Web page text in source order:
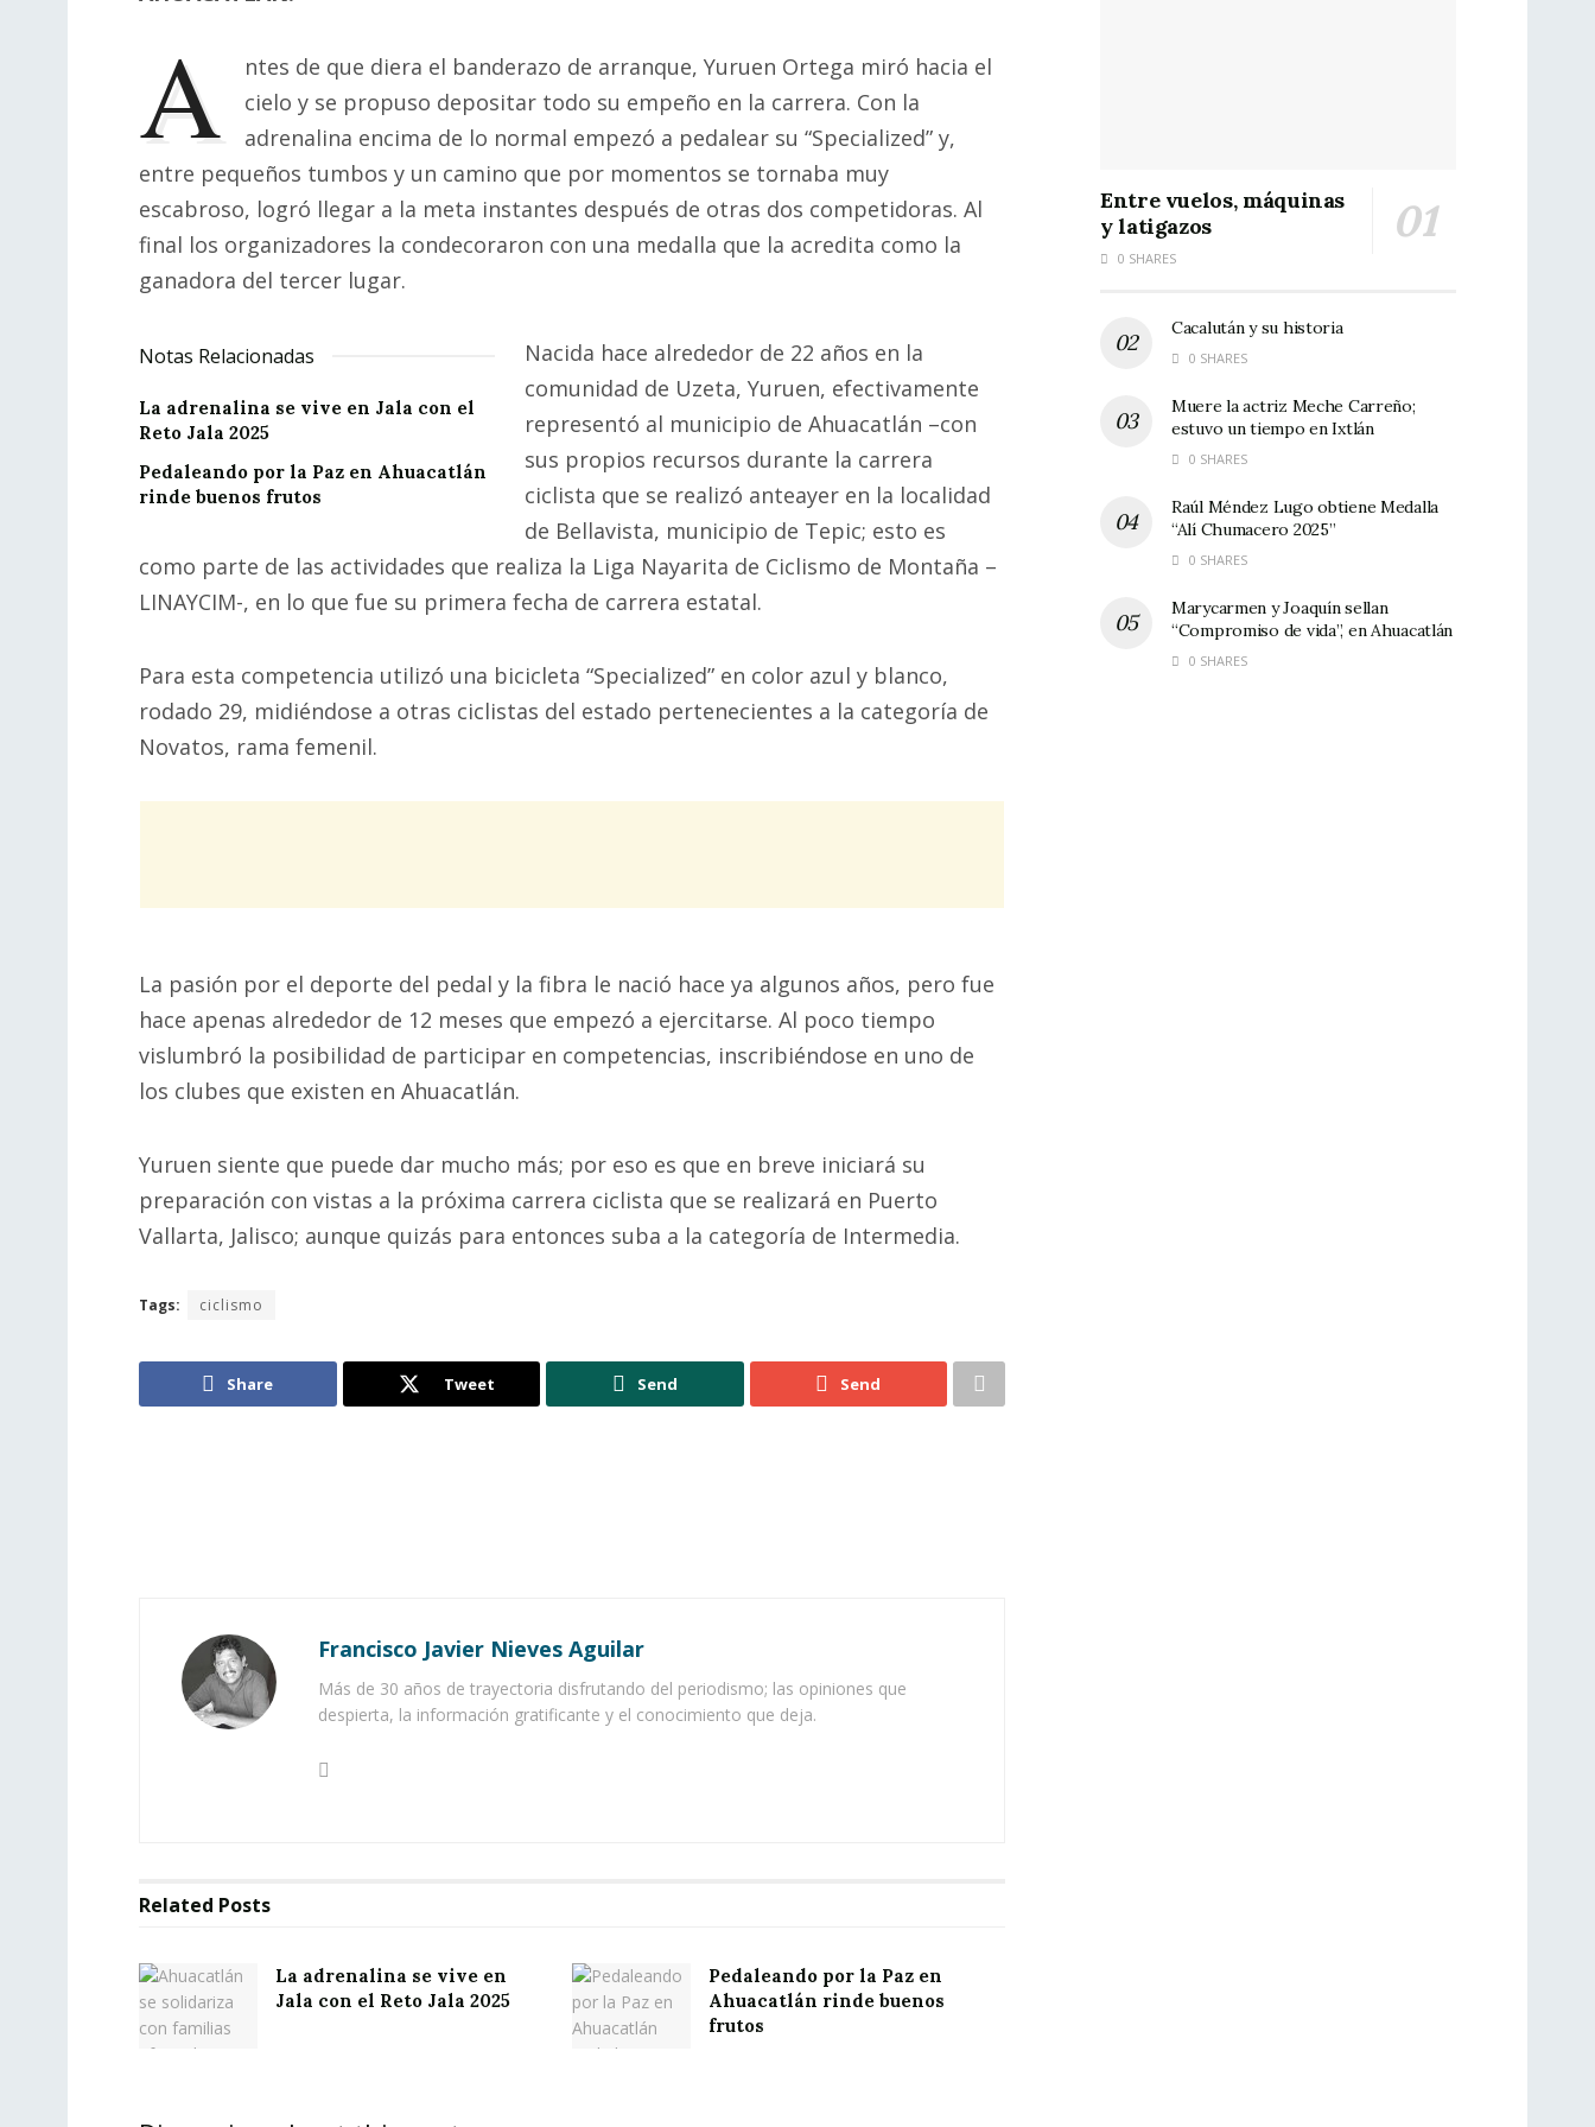
A
ntes de que diera el banderazo de arranque, Yuruen Ortega miró hacia el
cielo y se propuso depositar todo su empeño en la carrera. Con la
adrenalina encima de lo normal empezó a pedalear su “Specialized” y,
entre pequeños tumbos y un camino que por momentos se tornaba muy
escabroso, logró llegar a la meta instantes después de otras dos competidoras. Al
final los organizadores la condecoraron con una medalla que la acredita como la
ganadora del tercer lugar.
Notas Relacionadas
La adrenalina se vive en Jala con el
Reto Jala 2025
Pedaleando por la Paz en Ahuacatlán
rinde buenos frutos
Nacida hace alrededor de 22 años en la
comunidad de Uzeta, Yuruen, efectivamente
representó al municipio de Ahuacatlán –con
sus propios recursos durante la carrera
ciclista que se realizó anteayer en la localidad
de Bellavista, municipio de Tepic; esto es
como parte de las actividades que realiza la Liga Nayarita de Ciclismo de Montaña –
LINAYCIM-, en lo que fue su primera fecha de carrera estatal.
Para esta competencia utilizó una bicicleta “Specialized” en color azul y blanco,
rodado 29, midiéndose a otras ciclistas del estado pertenecientes a la categoría de
Novatos, rama femenil.
La pasión por el deporte del pedal y la fibra le nació hace ya algunos años, pero fue
hace apenas alrededor de 12 meses que empezó a ejercitarse. Al poco tiempo
vislumbró la posibilidad de participar en competencias, inscribiéndose en uno de
los clubes que existen en Ahuacatlán.
Yuruen siente que puede dar mucho más; por eso es que en breve iniciará su
preparación con vistas a la próxima carrera ciclista que se realizará en Puerto
Vallarta, Jalisco; aunque quizás para entonces suba a la categoría de Intermedia.
Tags: ciclismo
Share Tweet Send Send
Francisco Javier Nieves Aguilar
Más de 30 años de trayectoria disfrutando del periodismo; las opiniones que
despierta, la información gratificante y el conocimiento que deja.
Related Posts
La adrenalina se vive en
Jala con el Reto Jala 2025
Pedaleando por la Paz en
Ahuacatlán rinde buenos
frutos
Entre vuelos, máquinas
y latigazos
0 SHARES
Cacalután y su historia
0 SHARES
Muere la actriz Meche Carreño;
estuvo un tiempo en Ixtlán
0 SHARES
Raúl Méndez Lugo obtiene Medalla
“Alí Chumacero 2025”
0 SHARES
Marycarmen y Joaquín sellan
“Compromiso de vida”, en Ahuacatlán
0 SHARES